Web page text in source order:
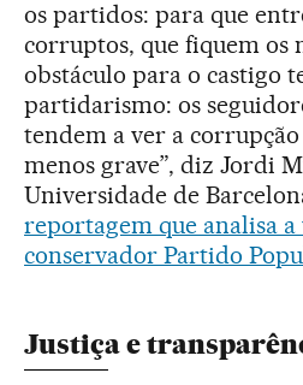
os partidos: para que
corruptos, que fiquem os
obstáculo para o castigo
partidarismo: os
tendem a ver a
menos grave”, diz Jordi
Universidade de
reportagem que analisa
conservador Partido
Justiça e